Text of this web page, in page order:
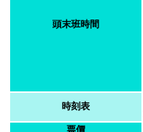
頭末班時間
時刻表
票價